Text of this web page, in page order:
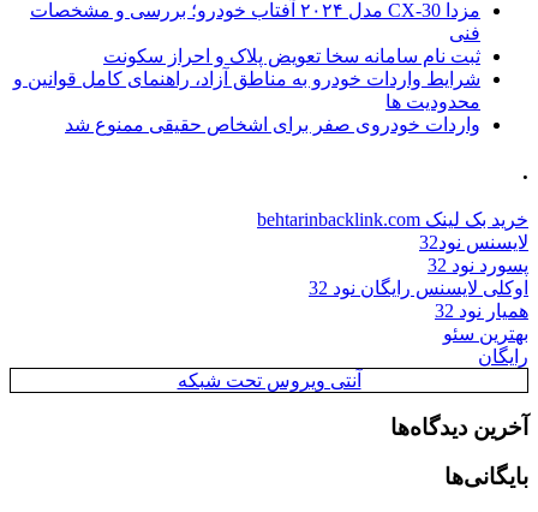
مزدا CX-30 مدل ۲۰۲۴ آفتاب خودرو؛ بررسی و مشخصات
فنی
ثبت نام سامانه سخا تعویض پلاک و احراز سکونت
شرایط واردات خودرو به مناطق آزاد، راهنمای کامل قوانین و
محدودیت ها
واردات خودروی صفر برای اشخاص حقیقی ممنوع شد
.
خرید بک لینک behtarinbacklink.com
لایسنس نود32
پسورد نود 32
اوکلی لایسنس رایگان نود 32
همیار نود 32
بهترین سئو
رایگان
آنتی ویروس تحت شبکه
آخرین دیدگاه‌ها
بایگانی‌ها